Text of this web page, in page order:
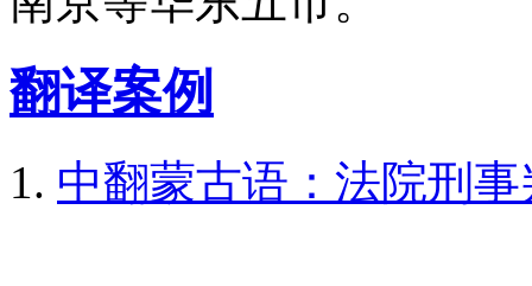
翻译案例
中翻蒙古语：法院刑